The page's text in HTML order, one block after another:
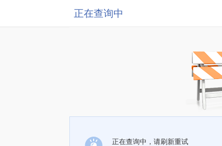
正在查询中
正在查询中，请刷新重试